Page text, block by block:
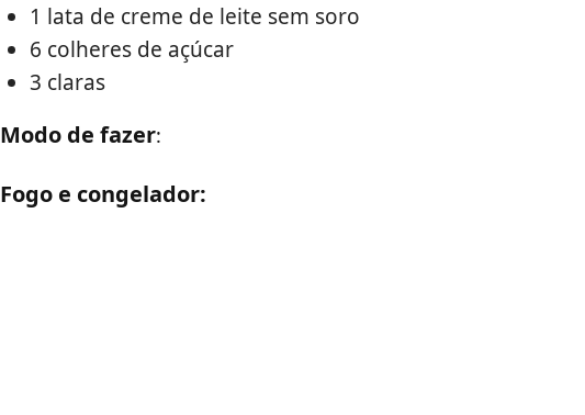
1 lata de creme de leite sem soro
6 colheres de açúcar
3 claras
Modo de fazer:
Fogo e congelador: